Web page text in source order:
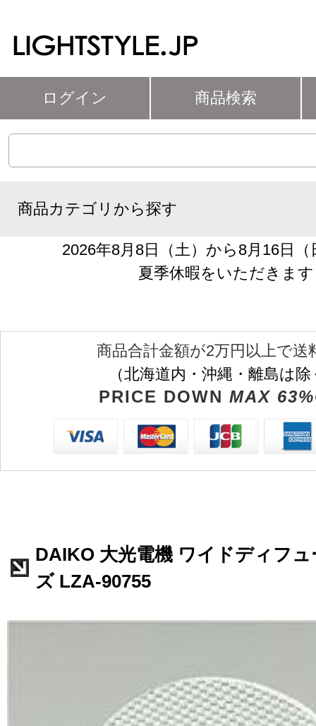
ログイン 商品検索
商品カテゴリから探す
2026年8月8日（土）から8月16日
夏季休暇をいただきます
商品合計金額が2万円以上で送
（北海道内・沖縄・離島は
PRICE DOWN MAX
DAIKO 大光電機 ワイドディフ
ズ LZA-90755